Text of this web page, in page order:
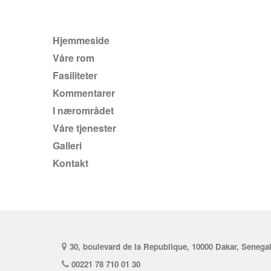
hjemmeside
Våre rom
Fasiliteter
kommentarer
I nærområdet
våre tjenester
Galleri
kontakt
30, boulevard de la Republique, 10000 Dakar, Senegal
00221 78 710 01 30